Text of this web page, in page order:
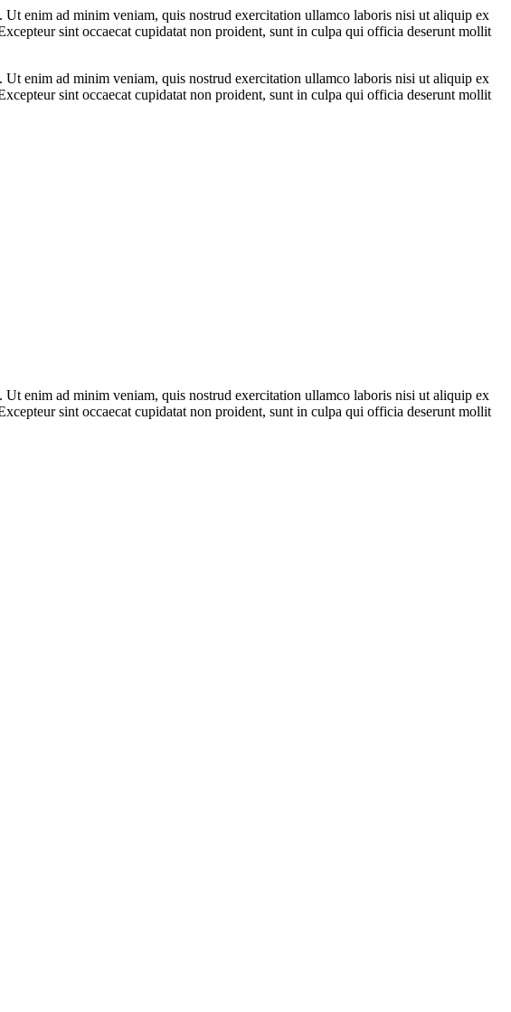
enim ad minim veniam, quis nostrud exercitation ullamco laboris nisi ut aliquip ex
sint occaecat cupidatat non proident, sunt in culpa qui officia deserunt mollit
enim ad minim veniam, quis nostrud exercitation ullamco laboris nisi ut aliquip ex
sint occaecat cupidatat non proident, sunt in culpa qui officia deserunt mollit
enim ad minim veniam, quis nostrud exercitation ullamco laboris nisi ut aliquip ex
sint occaecat cupidatat non proident, sunt in culpa qui officia deserunt mollit